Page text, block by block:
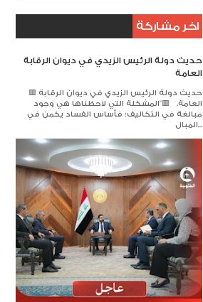
اخر مشاركة
حديث دولة الرئيس الزيدي في ديوان الرقابة
العامة
🟥 حديث دولة الرئيس الزيدي في ديوان الرقابة
العامة. 🟥​"المشكلة التي لاحظناها هي وجود
مبالغة في التكاليف؛ فأساس الفساد يكمن في
المبال...